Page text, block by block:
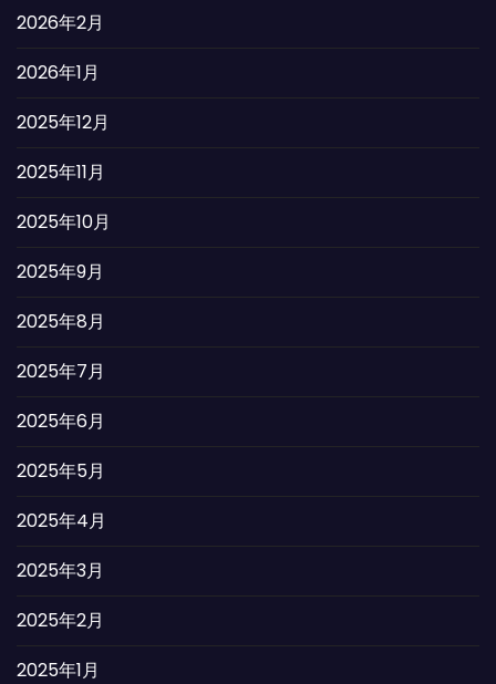
2026年2月
2026年1月
2025年12月
2025年11月
2025年10月
2025年9月
2025年8月
2025年7月
2025年6月
2025年5月
2025年4月
2025年3月
2025年2月
2025年1月